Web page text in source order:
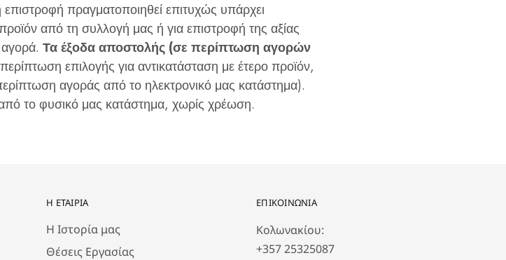
πραγματοποιηθεί επιτυχώς υπάρχει
από τη συλλογή μας ή για επιστροφή της αξίας
αγορά.Τα έξοδα αποστολής (σε περίπτωση αγορών
επιλογής για αντικατάσταση με έτερο προϊόν,
αγοράς από το ηλεκτρονικό μας κατάστημα).
το φυσικό μας κατάστημα, χωρίς χρέωση.
Η ΕΤΑΙΡΊΑ
Η Ιστορία μας
Θέσεις Εργασίας
ΕΠΙΚΟΙΝΩΝΙΑ
Κολωνακίου:
+357 25325087